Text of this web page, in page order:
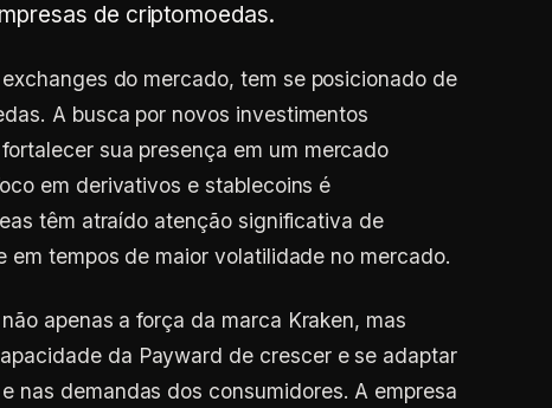
de criptomoedas.
do mercado, tem se posicionado de
A busca por novos investimentos
sua presença em um mercado
em derivativos e stablecoins é
têm atraído atenção significativa de
em tempos de maior volatilidade no mercado.
apenas a força da marca Kraken, mas
da Payward de crescer e se adaptar
nas demandas dos consumidores. A empresa